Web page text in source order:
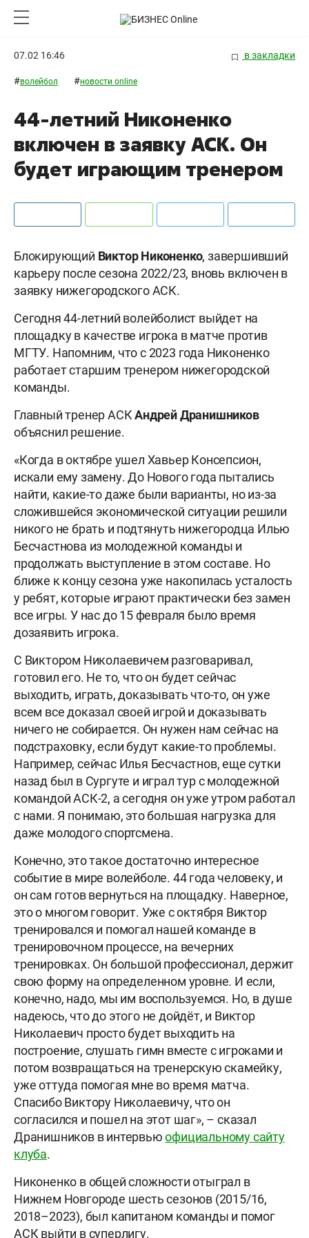
07.02 16:46 в закладки
#волейбол #новости online
44-летний Никоненко
включен в заявку АСК. Он
будет играющим тренером
Блокирующий Виктор Никоненко, завершивший
карьеру после сезона 2022/23, вновь включен в
заявку нижегородского АСК.
Сегодня 44-летний волейболист выйдет на
площадку в качестве игрока в матче против
МГТУ. Напомним, что с 2023 года Никоненко
работает старшим тренером нижегородской
команды.
Главный тренер АСКАндрей Дранишников
объяснил решение.
«Когда в октябре ушел Хавьер Консепсион,
искали ему замену. До Нового года пытались
найти, какие-то даже были варианты, но из-за
сложившейся экономической ситуации решили
никого не брать и подтянуть нижегородца Илью
Бесчастнова из молодежной команды и
продолжать выступление в этом составе. Но
ближе к концу сезона уже накопилась усталость
у ребят, которые играют практически без замен
все игры. У нас до 15 февраля было время
дозаявить игрока.
С Виктором Николаевичем разговаривал,
готовил его. Не то, что он будет сейчас
выходить, играть, доказывать что-то, он уже
всем все доказал своей игрой и доказывать
ничего не собирается. Он нужен нам сейчас на
подстраховку, если будут какие-то проблемы.
Например, сейчас Илья Бесчастнов, еще сутки
назад был в Сургуте и играл тур с молодежной
командой АСК-2, а сегодня он уже утром работал
с нами. Я понимаю, это большая нагрузка для
даже молодого спортсмена.
Конечно, это такое достаточно интересное
событие в мире волейболе. 44 года человеку, и
он сам готов вернуться на площадку. Наверное,
это о многом говорит. Уже с октября Виктор
тренировался и помогал нашей команде в
тренировочном процессе, на вечерних
тренировках. Он большой профессионал, держит
свою форму на определенном уровне. И если,
конечно, надо, мы им воспользуемся. Но, в душе
надеюсь, что до этого не дойдёт, и Виктор
Николаевич просто будет выходить на
построение, слушать гимн вместе с игроками и
потом возвращаться на тренерскую скамейку,
уже оттуда помогая мне во время матча.
Спасибо Виктору Николаевичу, что он
согласился и пошел на этот шаг», – сказал
Дранишников в интервьюофициальному сайту
клуба.
Никоненко в общей сложности отыграл в
Нижнем Новгороде шесть сезонов (2015/16,
2018–2023), был капитаном команды и помог
АСК выйти в суперлигу.